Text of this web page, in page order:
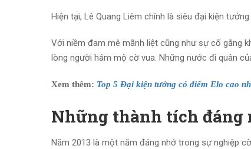
Hiện tại, Lê Quang Liêm chính là siêu đại kiện
Với niềm đam mê mãnh liệt cũng như sự cố gắng
lòng người hâm mộ cờ vua. Những nước đi quân
Xem thêm: Top 5 Đại kiện tướng có điểm Elo cao
Những thành tích đáng
Năm 2013 là một năm đáng nhớ trong sự nghiệp